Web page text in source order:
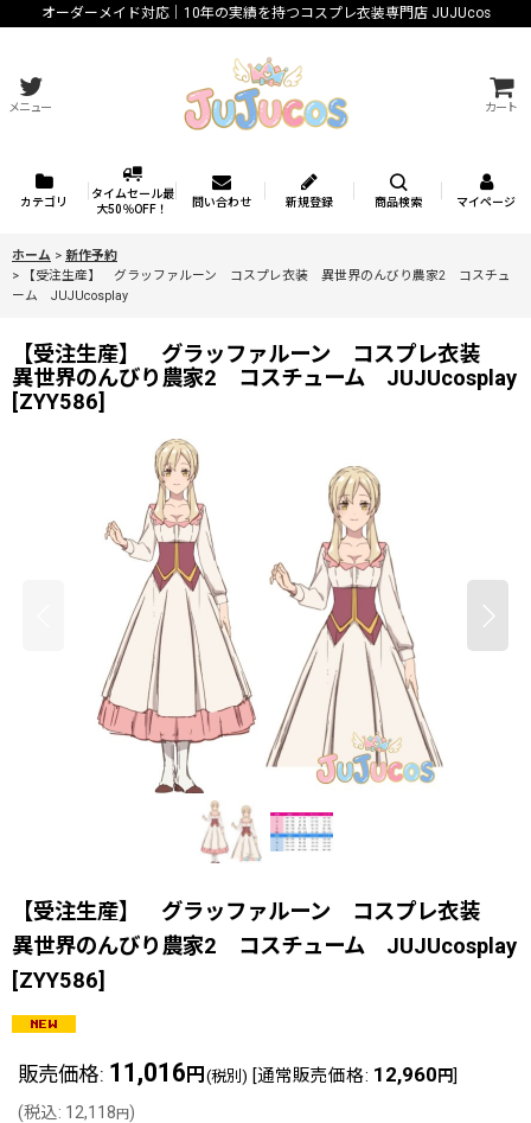
オーダーメイド対応｜10年の実績を持つコスプレ衣装専門店 JUJUcos
メニュー カート
カテゴリ
タイムセール最
大50％OFF！
問い合わせ 新規登録 商品検索 マイページ
ホーム > 新作予約
>
【受注生産】 グラッファルーン コスプレ衣装 異世界のんびり農家2 コスチュ
ーム JUJUcosplay
【受注生産】 グラッファルーン コスプレ衣装
異世界のんびり農家2 コスチューム JUJUcosplay
[ZYY586]
【受注生産】 グラッファルーン コスプレ衣装
異世界のんびり農家2 コスチューム JUJUcosplay
[ZYY586]
販売価格: 11,016 円 (税別) [通常販売価格: 12,960 円]
(税込: 12,118円)